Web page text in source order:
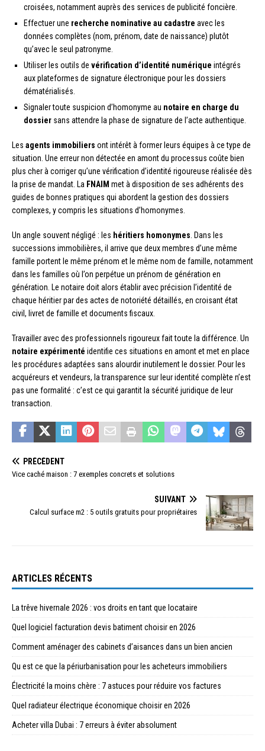
croisées, notamment auprès des services de publicité foncière.
Effectuer une recherche nominative au cadastre avec les
données complètes (nom, prénom, date de naissance) plutôt
qu’avec le seul patronyme.
Utiliser les outils de vérification d’identité numérique intégrés
aux plateformes de signature électronique pour les dossiers
dématérialisés.
Signaler toute suspicion d’homonyme au notaire en charge du
dossier sans attendre la phase de signature de l’acte authentique.
Les agents immobiliers ont intérêt à former leurs équipes à ce type de
situation. Une erreur non détectée en amont du processus coûte bien
plus cher à corriger qu’une vérification d’identité rigoureuse réalisée dès
la prise de mandat. La FNAIM met à disposition de ses adhérents des
guides de bonnes pratiques qui abordent la gestion des dossiers
complexes, y compris les situations d’homonymes.
Un angle souvent négligé : les héritiers homonymes. Dans les
successions immobilières, il arrive que deux membres d’une même
famille portent le même prénom et le même nom de famille, notamment
dans les familles où l’on perpétue un prénom de génération en
génération. Le notaire doit alors établir avec précision l’identité de
chaque héritier par des actes de notoriété détaillés, en croisant état
civil, livret de famille et documents fiscaux.
Travailler avec des professionnels rigoureux fait toute la différence. Un
notaire expérimenté identifie ces situations en amont et met en place
les procédures adaptées sans alourdir inutilement le dossier. Pour les
acquéreurs et vendeurs, la transparence sur leur identité complète n’est
pas une formalité : c’est ce qui garantit la sécurité juridique de leur
transaction.
PRÉCÉDENT
Vice caché maison : 7 exemples concrets et solutions
SUIVANT
Calcul surface m2 : 5 outils gratuits pour propriétaires
ARTICLES RÉCENTS
La trêve hivernale 2026 : vos droits en tant que locataire
Quel logiciel facturation devis batiment choisir en 2026
Comment aménager des cabinets d’aisances dans un bien ancien
Qu est ce que la périurbanisation pour les acheteurs immobiliers
Électricité la moins chère : 7 astuces pour réduire vos factures
Quel radiateur électrique économique choisir en 2026
Acheter villa Dubai : 7 erreurs à éviter absolument